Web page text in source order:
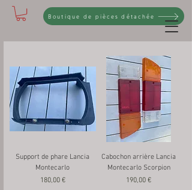
Boutique de pièces détachée
Support de phare Lancia
Montecarlo
Precio
180,00 €
Cabochon arrière Lancia
Montecarlo Scorpion
Precio
190,00 €